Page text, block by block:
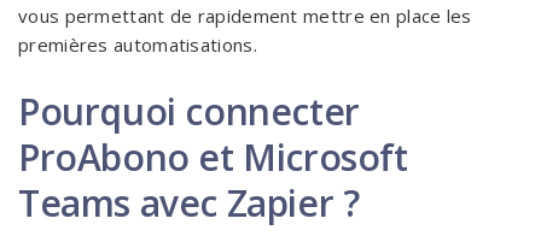
vous permettant de rapidement mettre en place les
premières automatisations.
Pourquoi connecter
ProAbono et Microsoft
Teams avec Zapier ?